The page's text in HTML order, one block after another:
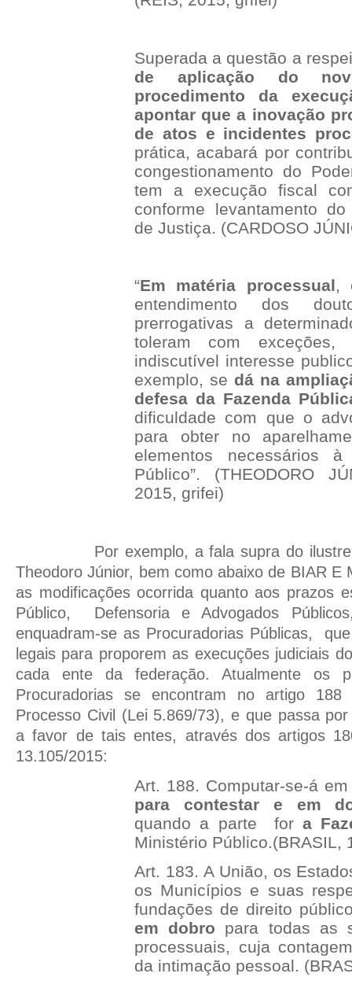
Superada a questão a
de aplicação do
procedimento da
apontar que a inovação
de atos e incidentes
prática, acabará por
congestionamento do
tem a execução fiscal
conforme levantamento
de Justiça. (CARDOSO
“Em matéria processual
entendimento dos
prerrogativas a
toleram com
indiscutível interesse
exemplo, se dá na
defesa da Fazenda
dificuldade com que o
para obter no
elementos necessários
Público”. (THEODORO
2015, grifei)
Por exemplo, a fala supra do
Theodoro Júnior, bem como abaixo de BIAR E
as modificações ocorrida quanto aos prazos
Público,
Defensoria e Advogados
enquadram-se as Procuradorias Públicas,
legais para proporem as execuções judiciais
cada ente da federação. Atualmente os
Procuradorias se encontram no artigo
Processo Civil (Lei 5.869/73), e que passa
a favor de tais entes, através dos artigos
13.105/2015:
Art. 188. Computar-se-á
para contestar e em
quando a parte fora
Ministério Público.(BRASIL,
Art. 183. A União, os
os Municípios e suas
fundações de direito
em dobro para todas as
processuais, cuja
da intimação pessoal.